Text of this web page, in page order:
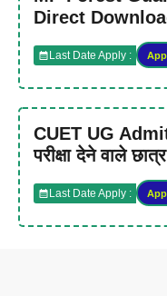
Direct
Last Date Apply :
CUET UG
परीक्षा देने वाले
Last Date Apply :